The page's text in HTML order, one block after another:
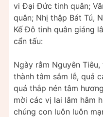
vi Đại Đức tinh quân;
quân; Nhị thập Bát Tú,
Kế Đô tinh quân giáng
cẩn tấu:
Ngày rằm Nguyên
thành tâm sắm lễ, quả
quả thắp nén tâm
mời các vị lai lâm hâm
chúng con luôn luôn